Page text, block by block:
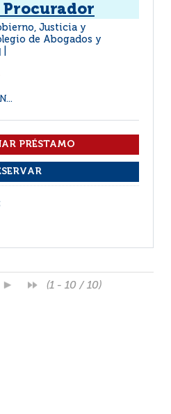
Procurador
Justicia y
de Abogados y
(1 - 10 / 10)